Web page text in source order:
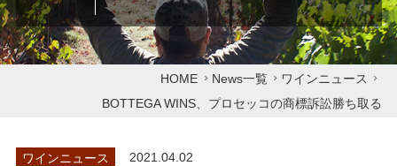
HOME News一覧
ワインニュース
BOTTEGA WINS、プロセッコの商標訴訟勝ち取る
ワインニュース 2021.04.02